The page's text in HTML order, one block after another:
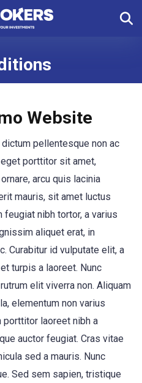
Website
pellentesque non ac
porttitor sit amet,
arcu quis lacinia
mauris, sit amet luctus
nibh tortor, a varius
aliquet erat, in
Curabitur id vulputate elit, a
turpis a laoreet. Nunc
elit viverra non. Aliquam
elementum non varius
porttitor laoreet nibh a
auctor feugiat. Cras vitae
sed a mauris. Nunc
Sed sem sapien, tristique